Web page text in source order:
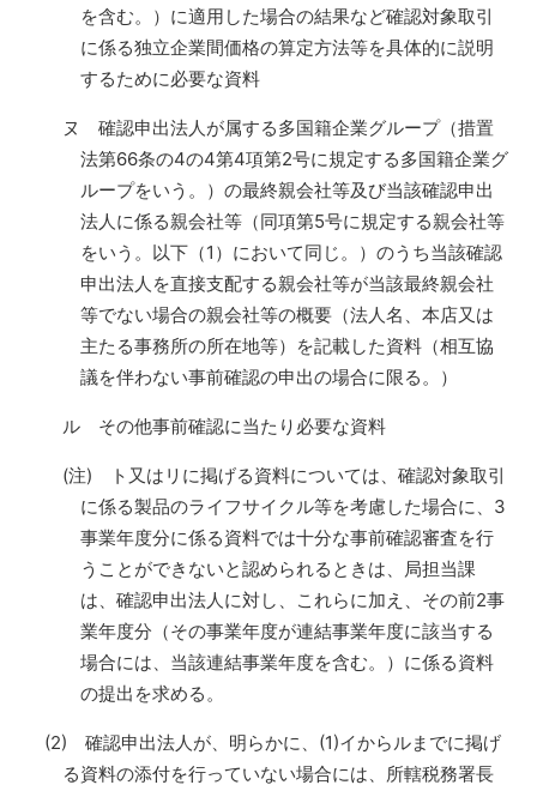
を含む。）に適用した場合の結果など確認対象取引
に係る独立企業間価格の算定方法等を具体的に説明
するために必要な資料
ヌ 確認申出法人が属する多国籍企業グループ（措置
法第66条の4の4第4項第2号に規定する多国籍企業グ
ループをいう。）の最終親会社等及び当該確認申出
法人に係る親会社等（同項第5号に規定する親会社等
をいう。以下（1）において同じ。）のうち当該確認
申出法人を直接支配する親会社等が当該最終親会社
等でない場合の親会社等の概要（法人名、本店又は
主たる事務所の所在地等）を記載した資料（相互協
議を伴わない事前確認の申出の場合に限る。）
ル その他事前確認に当たり必要な資料
(注) ト又はリに掲げる資料については、確認対象取引
に係る製品のライフサイクル等を考慮した場合に、3
事業年度分に係る資料では十分な事前確認審査を行
うことができないと認められるときは、局担当課
は、確認申出法人に対し、これらに加え、その前2事
業年度分（その事業年度が連結事業年度に該当する
場合には、当該連結事業年度を含む。）に係る資料
の提出を求める。
(2) 確認申出法人が、明らかに、(1)イからルまでに掲げ
る資料の添付を行っていない場合には、所轄税務署長